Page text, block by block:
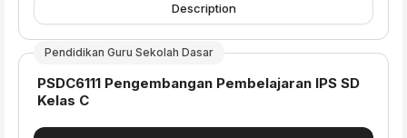
Description
Pendidikan Guru Sekolah Dasar
Course name
PSDC6111 Pengembangan Pembelajaran IPS SD
Kelas C